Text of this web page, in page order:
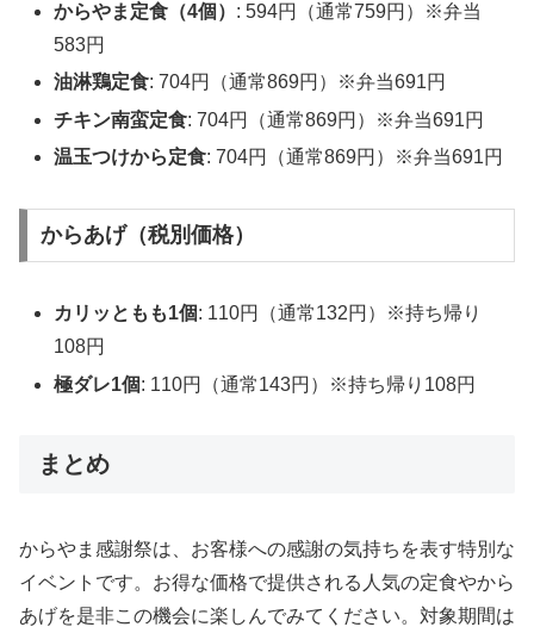
からやま定食（4個） : 594円（通常759円）※弁当
583円
油淋鶏定食: 704円（通常869円）※弁当691円
チキン南蛮定食: 704円（通常869円）※弁当691円
温玉つけから定食: 704円（通常869円）※弁当691円
からあげ（税別価格）
カリッともも1個: 110円（通常132円）※持ち帰り
108円
極ダレ1個: 110円（通常143円）※持ち帰り108円
まとめ
からやま感謝祭は、お客様への感謝の気持ちを表す特別な
イベントです。お得な価格で提供される人気の定食やから
あげを是非この機会に楽しんでみてください。対象期間は